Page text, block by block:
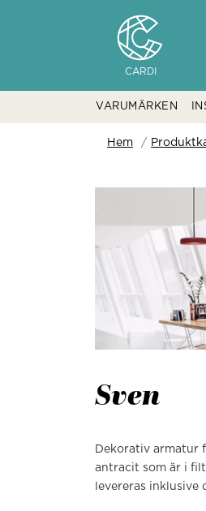
CARDI
VARUMÄRKEN
Hem
Sven
Dekorativ armatur
antracit som är i
levereras inklusive